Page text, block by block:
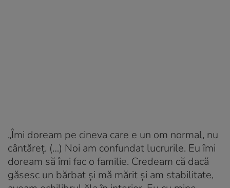
„Îmi doream pe cineva care e un om normal, nu
cântăreț. (…) Noi am confundat lucrurile. Eu îmi
doream să îmi fac o familie. Credeam că dacă
găsesc un bărbat și mă mărit și am stabilitate,